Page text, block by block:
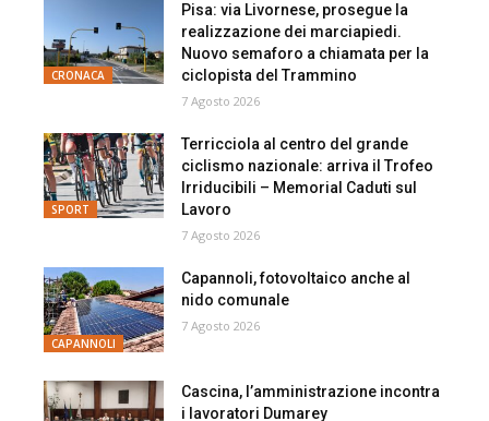
CRONACA
Pisa: via Livornese, prosegue la
realizzazione dei marciapiedi.
Nuovo semaforo a chiamata per la
ciclopista del Trammino
7 Agosto 2026
SPORT
Terricciola al centro del grande
ciclismo nazionale: arriva il Trofeo
Irriducibili – Memorial Caduti sul
Lavoro
7 Agosto 2026
CAPANNOLI
Capannoli, fotovoltaico anche al
nido comunale
7 Agosto 2026
Cascina, l’amministrazione incontra
i lavoratori Dumarey